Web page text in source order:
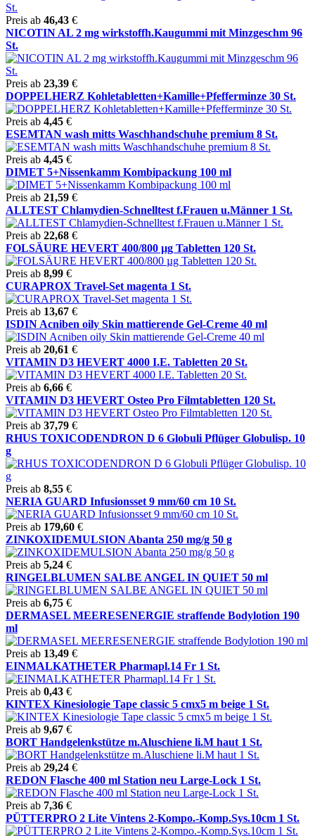
Preis ab 46,43 €
NICOTIN AL 2 mg wirkstoffh.Kaugummi mit Minzgeschm 96
St.
Preis ab 23,39 €
DOPPELHERZ Kohletabletten+Kamille+Pfefferminze 30 St.
Preis ab 4,45 €
ESEMTAN wash mitts Waschhandschuhe premium 8 St.
Preis ab 4,45 €
DIMET 5+Nissenkamm Kombipackung 100 ml
Preis ab 21,59 €
ALLTEST Chlamydien-Schnelltest f.Frauen u.Männer 1 St.
Preis ab 22,68 €
FOLSÄURE HEVERT 400/800 µg Tabletten 120 St.
Preis ab 8,99 €
CURAPROX Travel-Set magenta 1 St.
Preis ab 13,67 €
ISDIN Acniben oily Skin mattierende Gel-Creme 40 ml
Preis ab 20,61 €
VITAMIN D3 HEVERT 4000 I.E. Tabletten 20 St.
Preis ab 6,66 €
VITAMIN D3 HEVERT Osteo Pro Filmtabletten 120 St.
Preis ab 37,79 €
RHUS TOXICODENDRON D 6 Globuli Pflüger Globulisp. 10
g
Preis ab 8,55 €
NERIA GUARD Infusionsset 9 mm/60 cm 10 St.
Preis ab 179,60 €
ZINKOXIDEMULSION Abanta 250 mg/g 50 g
Preis ab 5,24 €
RINGELBLUMEN SALBE ANGEL IN QUIET 50 ml
Preis ab 6,75 €
DERMASEL MEERESENERGIE straffende Bodylotion 190
ml
Preis ab 13,49 €
EINMALKATHETER Pharmapl.14 Fr 1 St.
Preis ab 0,43 €
KINTEX Kinesiologie Tape classic 5 cmx5 m beige 1 St.
Preis ab 9,67 €
BORT Handgelenkstütze m.Aluschiene li.M haut 1 St.
Preis ab 29,24 €
REDON Flasche 400 ml Station neu Large-Lock 1 St.
Preis ab 7,36 €
PÜTTERPRO 2 Lite Vintens 2-Kompo.-Komp.Sys.10cm 1 St.